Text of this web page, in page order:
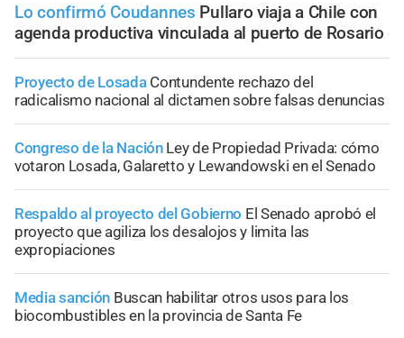
Lo confirmó Coudannes Pullaro viaja a Chile con
agenda productiva vinculada al puerto de Rosario
Proyecto de Losada Contundente rechazo del
radicalismo nacional al dictamen sobre falsas denuncias
Congreso de la Nación Ley de Propiedad Privada: cómo
votaron Losada, Galaretto y Lewandowski en el Senado
Respaldo al proyecto del Gobierno El Senado aprobó el
proyecto que agiliza los desalojos y limita las
expropiaciones
Media sanción Buscan habilitar otros usos para los
biocombustibles en la provincia de Santa Fe